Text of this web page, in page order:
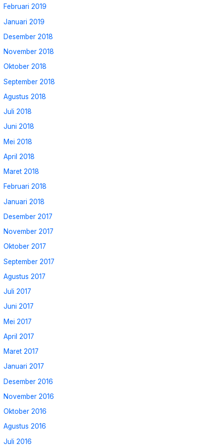
Februari 2019
Januari 2019
Desember 2018
November 2018
Oktober 2018
September 2018
Agustus 2018
Juli 2018
Juni 2018
Mei 2018
April 2018
Maret 2018
Februari 2018
Januari 2018
Desember 2017
November 2017
Oktober 2017
September 2017
Agustus 2017
Juli 2017
Juni 2017
Mei 2017
April 2017
Maret 2017
Januari 2017
Desember 2016
November 2016
Oktober 2016
Agustus 2016
Juli 2016